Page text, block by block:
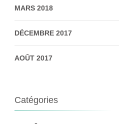
MARS 2018
DÉCEMBRE 2017
AOÛT 2017
Catégories